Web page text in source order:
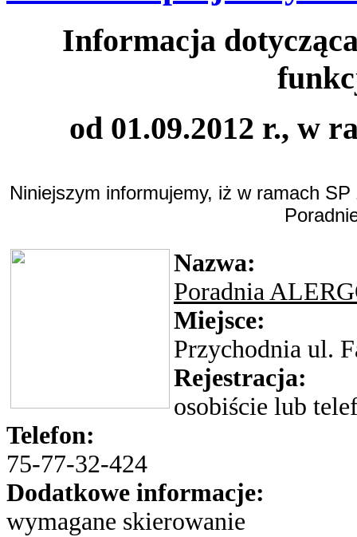
Informacja
od 01.09.2012 r., w
Niniejszym informujemy, iż w ramach
Nazwa:
Poradnia
Miejsce:
Przychodnia ul.
Rejestracja:
osobiście lub
Telefon:
75-77-32-424
Dodatkowe informacje:
wymagane skierowanie